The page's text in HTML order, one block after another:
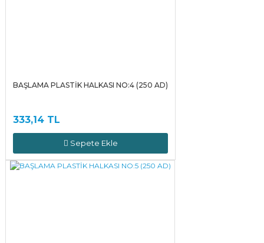
BAŞLAMA PLASTİK HALKASI NO:4 (250 AD)
333,14 TL
Sepete Ekle